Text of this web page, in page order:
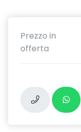
Prezzo in
offerta